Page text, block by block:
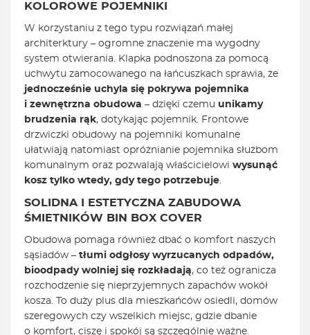
KOLOROWE POJEMNIKI
W korzystaniu z tego typu rozwiązań małej
architerktury – ogromne znaczenie ma wygodny
system otwierania. Klapka podnoszona za pomocą
uchwytu zamocowanego na łańcuszkach sprawia, że
jednocześnie uchyla się pokrywa pojemnika
i zewnętrzna obudowa – dzięki czemu unikamy
brudzenia rąk, dotykając pojemnik. Frontowe
drzwiczki obudowy na pojemniki komunalne
ułatwiają natomiast opróżnianie pojemnika służbom
komunalnym oraz pozwalają właścicielowi wysunąć
kosz tylko wtedy, gdy tego potrzebuje.
SOLIDNA I ESTETYCZNA ZABUDOWA
ŚMIETNIKÓW BIN BOX COVER
Obudowa pomaga również dbać o komfort naszych
sąsiadów – tłumi odgłosy wyrzucanych odpadów,
bioodpady wolniej się rozkładają, co też ogranicza
rozchodzenie się nieprzyjemnych zapachów wokół
kosza. To duży plus dla mieszkańców osiedli, domów
szeregowych czy wszelkich miejsc, gdzie dbanie
o komfort, ciszę i spokój są szczególnie ważne.